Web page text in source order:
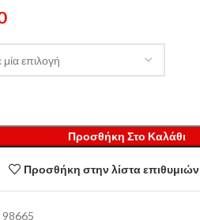
Προσθήκη Στο Καλάθι
Προσθήκη στην λίστα επιθυμιών
98665